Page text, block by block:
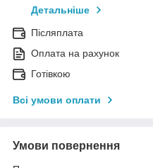
Детальніше
Післяплата
Оплата на рахунок
Готівкою
Всі умови оплати
Умови повернення